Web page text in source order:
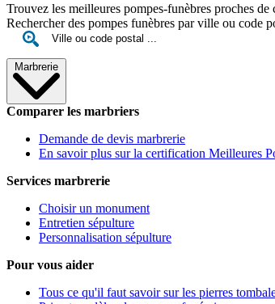
Trouvez les meilleures pompes-funèbres proches de
Rechercher des pompes funèbres par ville ou code
Marbrerie
Comparer les marbriers
Demande de devis marbrerie
En savoir plus sur la certification Meilleures
Services marbrerie
Choisir un monument
Entretien sépulture
Personnalisation sépulture
Pour vous aider
Tous ce qu'il faut savoir sur les pierres